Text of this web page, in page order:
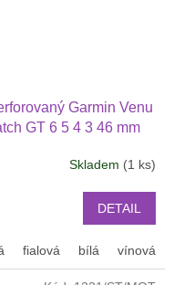
Garmin Venu
GT 6 5 4 3 46 mm
Skladem (1 ks)
DETAIL
fialová bílá vínová